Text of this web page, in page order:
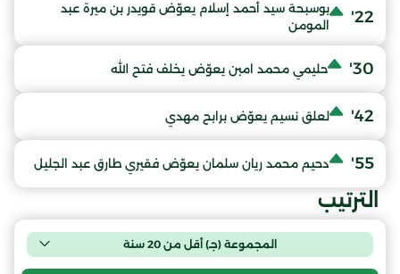
22'
بوسبحة سيد أحمد إسلام يعوّض قويدر بن ميرة عبد
المومن
30' حليمي محمد امبن يعوّض يخلف فتح الله
42' لعلق نسيم يعوّض برابح مهدي
55' دحيم محمد ريان سلمان يعوّض فقيري طارق عبد الجليل
الترتيب
المجموعة (جـ) أقل من 20 سنة